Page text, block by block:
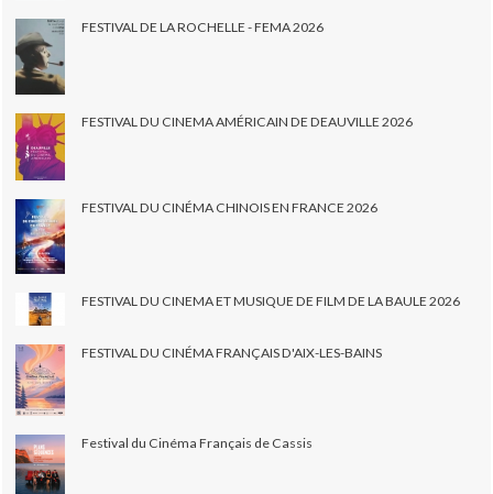
FESTIVAL DE LA ROCHELLE - FEMA 2026
FESTIVAL DU CINEMA AMÉRICAIN DE DEAUVILLE 2026
FESTIVAL DU CINÉMA CHINOIS EN FRANCE 2026
FESTIVAL DU CINEMA ET MUSIQUE DE FILM DE LA BAULE 2026
FESTIVAL DU CINÉMA FRANÇAIS D'AIX-LES-BAINS
Festival du Cinéma Français de Cassis